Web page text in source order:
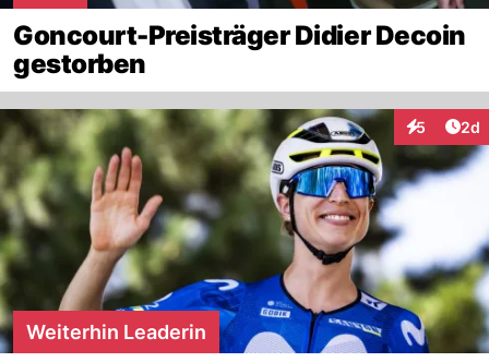
Goncourt-Preisträger Didier Decoin
gestorben
5 2d
Weiterhin Leaderin